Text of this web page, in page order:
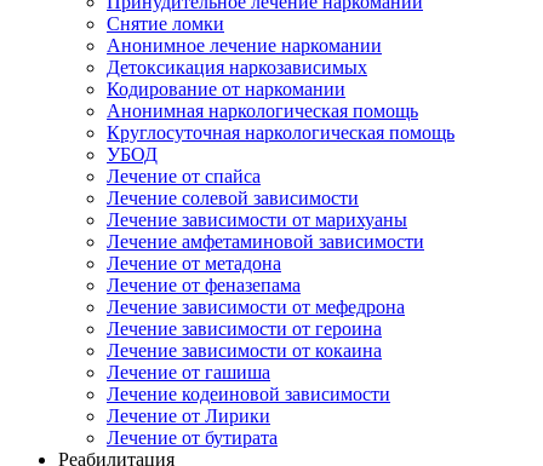
Снятие ломки
Анонимное лечение наркомании
Детоксикация наркозависимых
Кодирование от наркомании
Анонимная наркологическая помощь
Круглосуточная наркологическая помощь
УБОД
Лечение от спайса
Лечение солевой зависимости
Лечение зависимости от марихуаны
Лечение амфетаминовой зависимости
Лечение от метадона
Лечение от феназепама
Лечение зависимости от мефедрона
Лечение зависимости от героина
Лечение зависимости от кокаина
Лечение от гашиша
Лечение кодеиновой зависимости
Лечение от Лирики
Лечение от бутирата
Реабилитация